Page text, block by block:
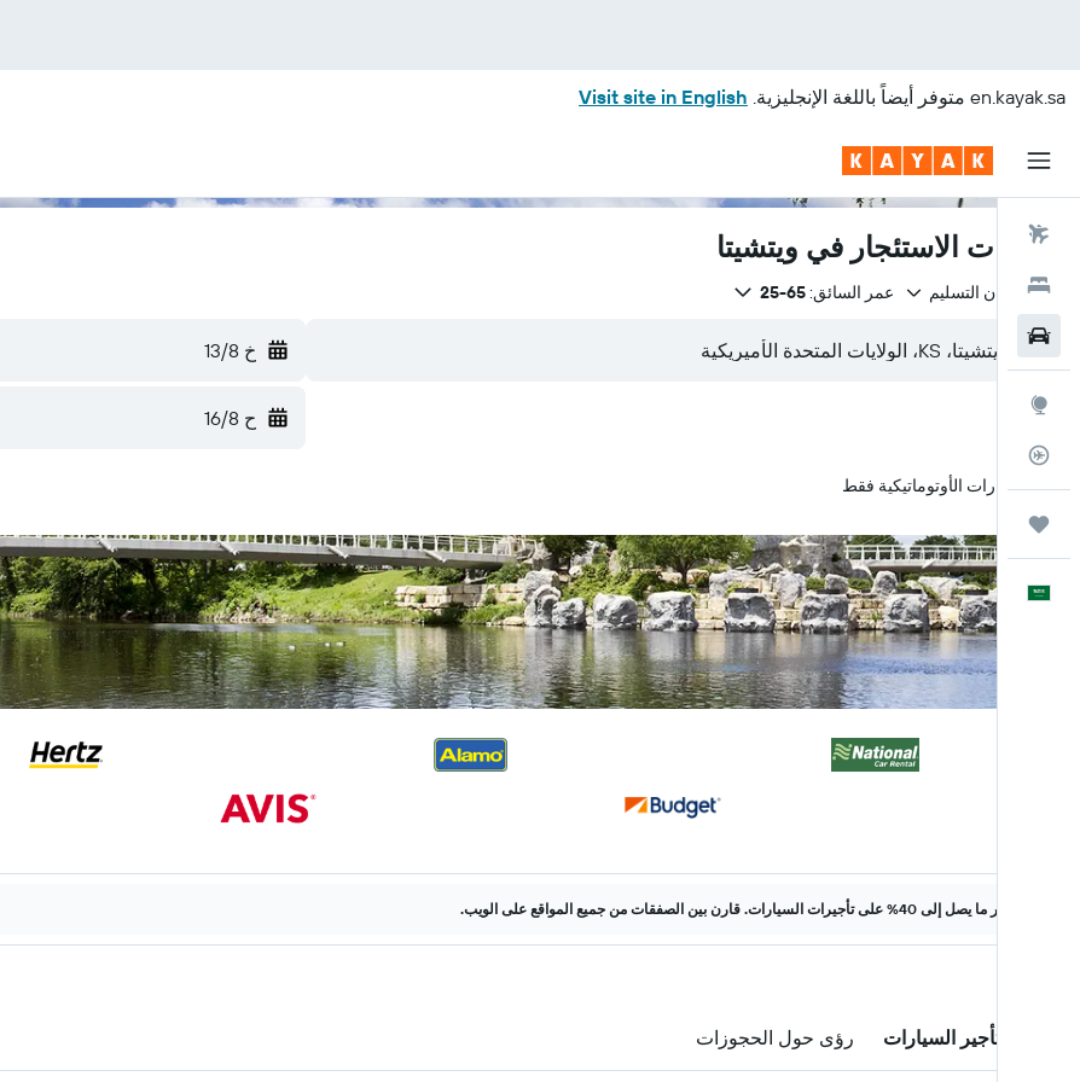
en.kayak.sa متوفر أيضاً باللغة الإنجليزية. Visit site in English
رحلات طيران
فنادق
العَرَبِيَّة
سيارات الاستئجار في ويتشيتا
نفس مكان التسليم عمر السائق:65-25
خ 13/8
ح 16/8
السيارات الأوتوماتيكية فقط
وفّر ما يصل إلى 40% على تأجيرات السيارات. قارن بين الصفقات من جميع المواقع على الويب.
صفقات تأجير السيارات رؤى حول الحجوزات